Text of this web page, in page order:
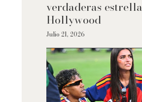
verdaderas
Hollywood
Julio 21, 2026